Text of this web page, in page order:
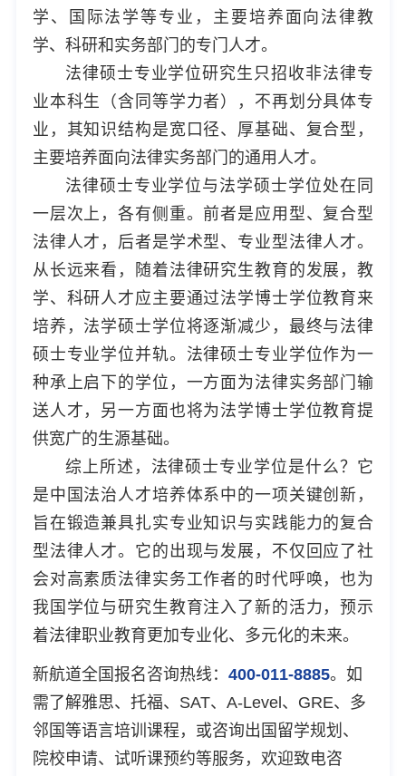
学、国际法学等专业，主要培养面向法律教
学、科研和实务部门的专门人才。
法律硕士专业学位研究生只招收非法律专
业本科生（含同等学力者），不再划分具体专
业，其知识结构是宽口径、厚基础、复合型，
主要培养面向法律实务部门的通用人才。
法律硕士专业学位与法学硕士学位处在同
一层次上，各有侧重。前者是应用型、复合型
法律人才，后者是学术型、专业型法律人才。
从长远来看，随着法律研究生教育的发展，教
学、科研人才应主要通过法学博士学位教育来
培养，法学硕士学位将逐渐减少，最终与法律
硕士专业学位并轨。法律硕士专业学位作为一
种承上启下的学位，一方面为法律实务部门输
送人才，另一方面也将为法学博士学位教育提
供宽广的生源基础。
综上所述，法律硕士专业学位是什么？它
是中国法治人才培养体系中的一项关键创新，
旨在锻造兼具扎实专业知识与实践能力的复合
型法律人才。它的出现与发展，不仅回应了社
会对高素质法律实务工作者的时代呼唤，也为
我国学位与研究生教育注入了新的活力，预示
着法律职业教育更加专业化、多元化的未来。
新航道全国报名咨询热线： 400-011-8885。如
需了解雅思、托福、SAT、A-Level、GRE、多
邻国等语言培训课程，或咨询出国留学规划、
院校申请、试听课预约等服务，欢迎致电咨